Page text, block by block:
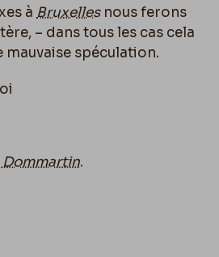
à Bruxellesnous ferons
– dans tous les cas cela
mauvaise spéculation.
Dommartin.